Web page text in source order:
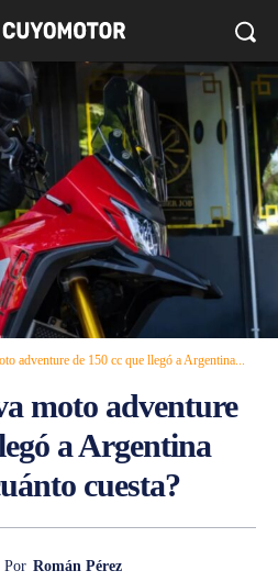
adventure de 150 cc que llegó a Argentina...
moto adventure
a Argentina
cuesta?
Por Román Pérez